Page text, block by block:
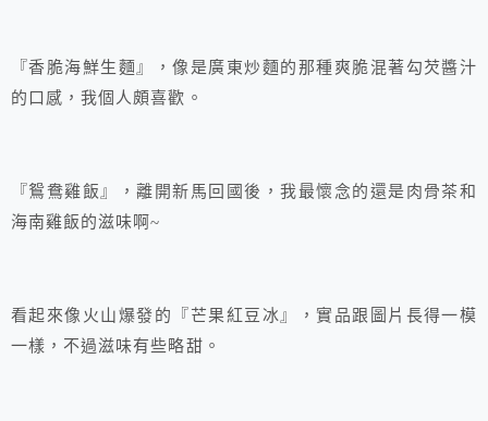
『香脆海鮮生麵』，像是廣東炒麵的那種爽脆混著勾芡醬汁
的口感，我個人頗喜歡。
『鴛鴦雞飯』，離開新馬回國後，我最懷念的還是肉骨茶和
海南雞飯的滋味啊~
看起來像火山爆發的『芒果紅豆冰』，實品跟圖片長得一模
一樣，不過滋味有些略甜。